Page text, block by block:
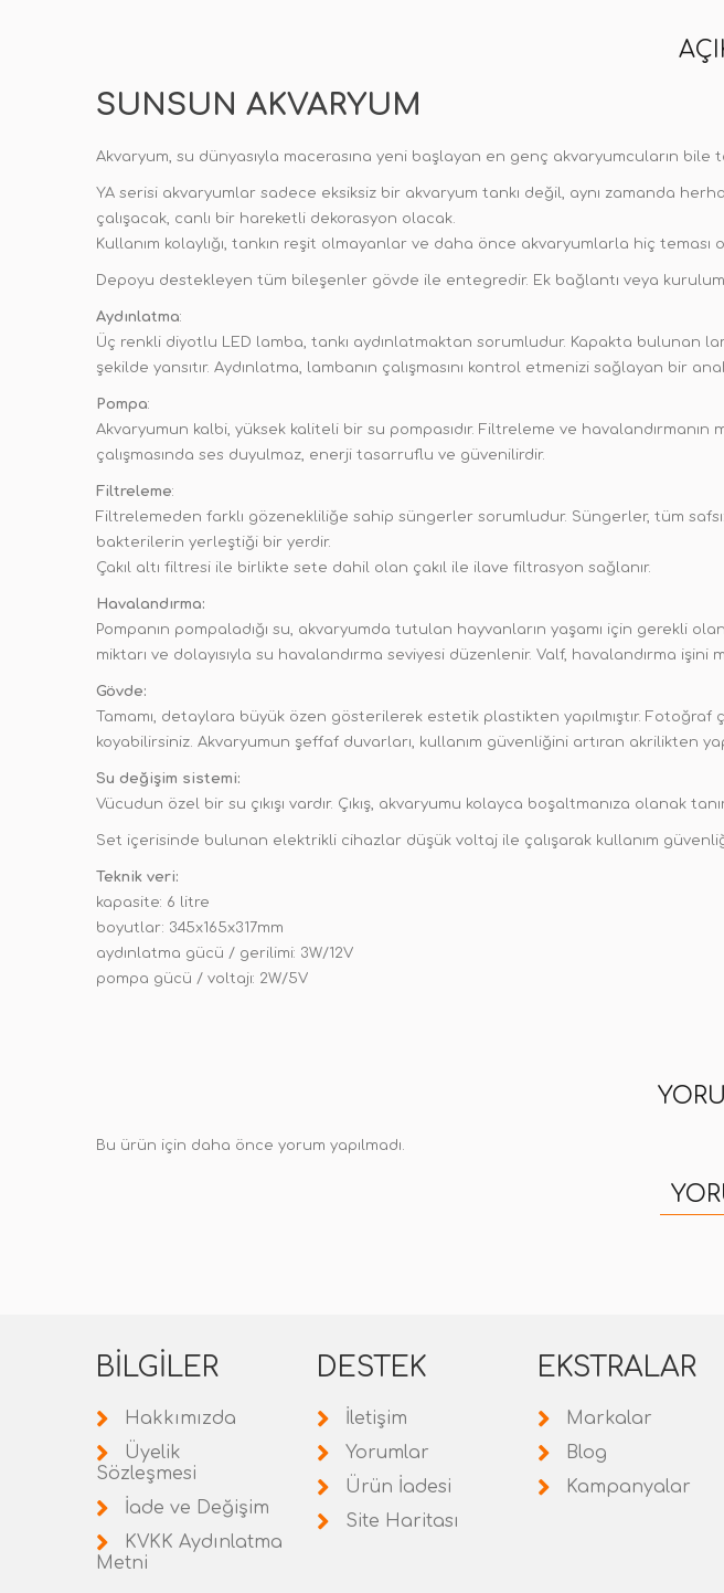
SUNSUN AKVARYUM
Akvaryum, su dünyasıyla macerasına yeni başlayan en genç akvaryumcuların
YA serisi akvaryumlar sadece eksiksiz bir akvaryum tankı değil, aynı zamanda
çalışacak, canlı bir hareketli dekorasyon olacak.
Kullanım kolaylığı, tankın reşit olmayanlar ve daha önce akvaryumlarla hiç teması
Depoyu destekleyen tüm bileşenler gövde ile entegredir. Ek bağlantı veya
Aydınlatma:
Üç renkli diyotlu LED lamba, tankı aydınlatmaktan sorumludur. Kapakta bulunan
şekilde yansıtır. Aydınlatma, lambanın çalışmasını kontrol etmenizi sağlayan bir
Pompa:
Akvaryumun kalbi, yüksek kaliteli bir su pompasıdır. Filtreleme ve
çalışmasında ses duyulmaz, enerji tasarruflu ve güvenilirdir.
Filtreleme:
Filtrelemeden farklı gözenekliliğe sahip süngerler sorumludur. Süngerler, tüm
bakterilerin yerleştiği bir yerdir.
Çakıl altı filtresi ile birlikte sete dahil olan çakıl ile ilave filtrasyon sağlanır.
Havalandırma:
Pompanın pompaladığı su, akvaryumda tutulan hayvanların yaşamı için gerekli
miktarı ve dolayısıyla su havalandırma seviyesi düzenlenir. Valf, havalandırma
Gövde:
Tamamı, detaylara büyük özen gösterilerek estetik plastikten yapılmıştır.
koyabilirsiniz. Akvaryumun şeffaf duvarları, kullanım güvenliğini artıran akrilikten
Su değişim sistemi:
Vücudun özel bir su çıkışı vardır. Çıkış, akvaryumu kolayca boşaltmanıza olanak
Set içerisinde bulunan elektrikli cihazlar düşük voltaj ile çalışarak kullanım
Teknik veri:
kapasite: 6 litre
boyutlar: 345x165x317mm
aydınlatma gücü / gerilimi: 3W/12V
pompa gücü / voltajı: 2W/5V
Bu ürün için daha önce yorum yapılmadı.
BILGILER
Hakkımızda
Üyelik
Sözleşmesi
İade ve Değişim
KVKK Aydınlatma
Metni
DESTEK
İletişim
Yorumlar
Ürün İadesi
Site Haritası
EKSTRALAR
Markalar
Blog
Kampanyalar